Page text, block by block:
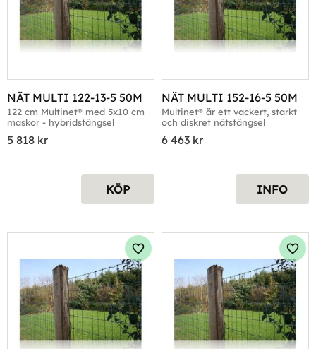
NÄT MULTI 122-13-5 50M
122 cm Multinet® med 5x10 cm
maskor - hybridstängsel
5 818 kr
KÖP
NÄT MULTI 152-16-5 50M
Multinet® är ett vackert, starkt
och diskret nätstängsel
6 463 kr
INFO
Lägg till i favoriter